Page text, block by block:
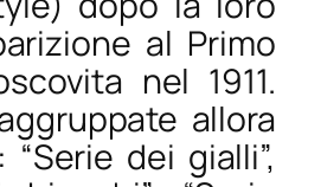
al Primo
nel 1911.
allora
dei gialli”,